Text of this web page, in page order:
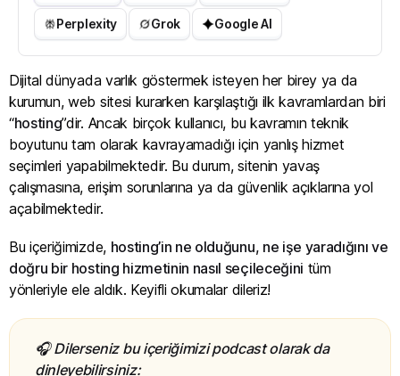
paylaşımlı hosting, VPS (Sanallaştırılmış Öze
Perplexity Grok Google AI
Dijital dünyada varlık göstermek isteyen her birey ya da
kurumun, web sitesi kurarken karşılaştığı ilk kavramlardan biri
“hosting”dir. Ancak birçok kullanıcı, bu kavramın teknik
boyutunu tam olarak kavrayamadığı için yanlış hizmet
seçimleri yapabilmektedir. Bu durum, sitenin yavaş
çalışmasına, erişim sorunlarına ya da güvenlik açıklarına yol
açabilmektedir.
Bu içeriğimizde, hosting’in ne olduğunu, ne işe yaradığını ve
doğru bir hosting hizmetinin nasıl seçileceğini tüm
yönleriyle ele aldık. Keyifli okumalar dileriz!
🎧 Dilerseniz bu içeriğimizi podcast olarak da
dinleyebilirsiniz: